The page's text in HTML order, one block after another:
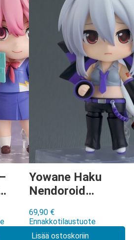
Yowane Haku
Nendoroid
69,90 €
Ennakkotilaustuote
Lisää ostoskoriin